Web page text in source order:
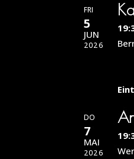
FRI
5
JUN
2026
DO
7
MAI
2026